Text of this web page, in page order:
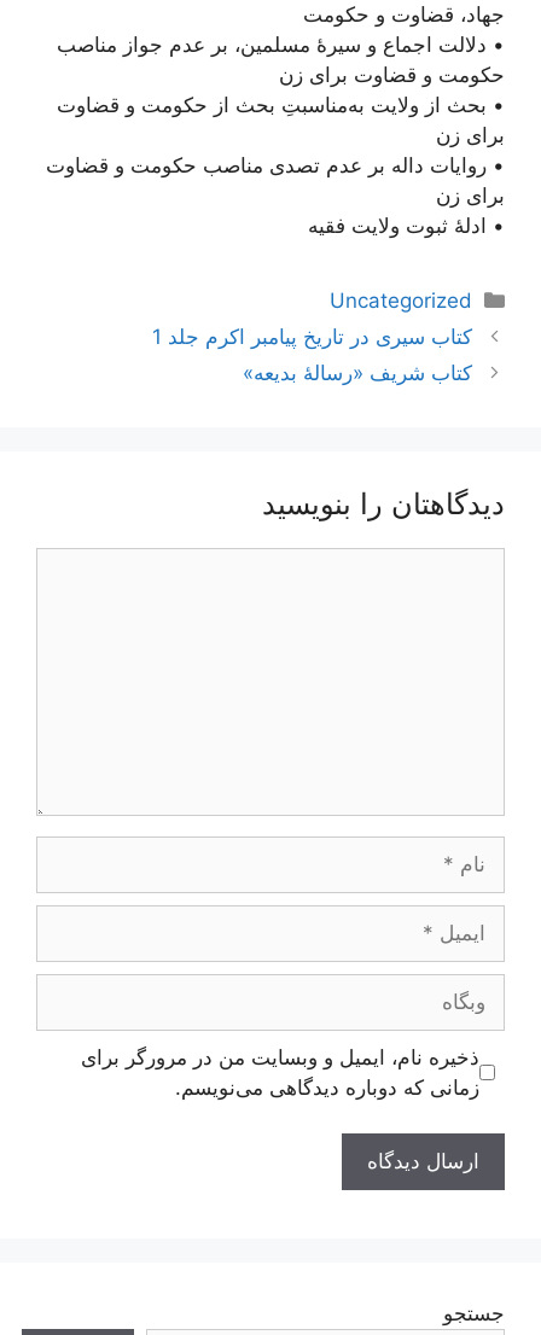
جهاد، قضاوت و حکومت
• دلالت اجماع و سیرۀ مسلمین، بر عدم جواز مناصب
حکومت و قضاوت برای زن
• بحث از ولایت به‌مناسبتِ بحث از حکومت و قضاوت
برای زن
• روایات داله بر عدم تصدی مناصب حکومت و قضاوت
برای زن
• ادلۀ ثبوت ولایت فقیه
دسته‌ها
Uncategorized
ناوبری
نوشته‌ها
کتاب سیری در تاریخ پیامبر اکرم جلد 1
کتاب شریف «رسالۀ بدیعه»
دیدگاهتان را بنویسید
وبگاه
ذخیره نام، ایمیل و وبسایت من در مرورگر برای
زمانی که دوباره دیدگاهی می‌نویسم.
جستجو